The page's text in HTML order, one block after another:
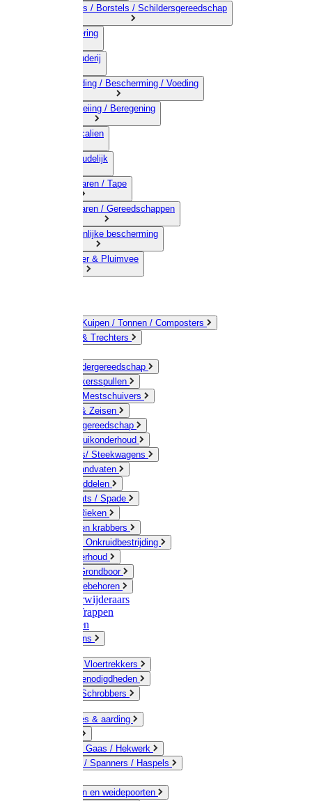
02) Bezems / Borstels / Schildersgereedschap
03) Afrastering
04) Veehouderij
05) Bestrijding / Bescherming / Voeding
06) Besproeiing / Beregening
07) Chemicalien
08) Huishoudelijk
09) Touwwaren / Tape
10) IJzerwaren / Gereedschappen
11) Persoonlijke bescherming
12) Kleindier & Pluimvee
Emmers / Kuipen / Tonnen / Composters
Jerrycans & Trechters
Hand-/ Kindergereedschap
Stratenmakersspullen
Sneeuw- / Mestschuivers
Baggeren & Zeisen
Elektrisch gereedschap
Boom / Struikonderhoud
Kruiwagens/ Steekwagens
Stelen / Handvaten
Tuinhulpmiddelen
Schop / Bats / Spade
Vorken & Rieken
Cultivator en krabbers
Schoffels / Onkruidbestrijding
Gazononderhoud
Hamers / Grondboor
Sledes / toebehoren
Onkruidverwijderaars
Ladders / Trappen
Werkbanken
Betonmolens
Bezems & Vloertrekkers
Schildersbenodigdheden
Borstels / Schrobbers
Accessoires & aarding
Geleiders / Gaas / Hekwerk
Verbinders / Spanners / Haspels
Doorgangen en weidepoorten